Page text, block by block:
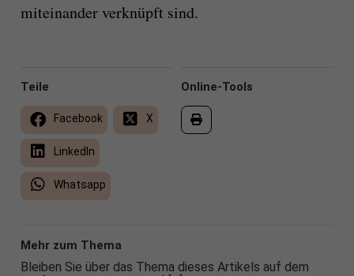
miteinander verknüpft sind.
Online-Tools
Teile
Facebook X
LinkedIn
Whatsapp
Mehr zum Thema
Bleiben Sie über das Thema dieses Artikels auf dem